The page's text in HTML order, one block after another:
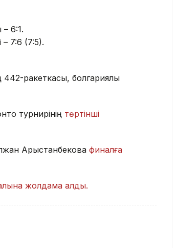
6:1.
– 7:6 (7:5).
ракеткасы, болгариялық
турнирінің төртінші
Арыстанбекова финалға
жолдама алды.